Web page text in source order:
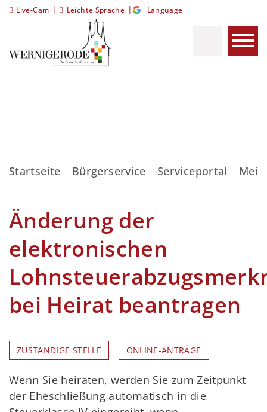
Live-Cam | Leichte Sprache | Language
Startseite Bürgerservice Serviceportal
Änderung der
elektronischen
bei Heirat beantragen
ZUSTÄNDIGE STELLE ONLINE-ANTRÄGE
Wenn Sie heiraten, werden Sie zum Zeitpunkt
der Eheschließung automatisch in die